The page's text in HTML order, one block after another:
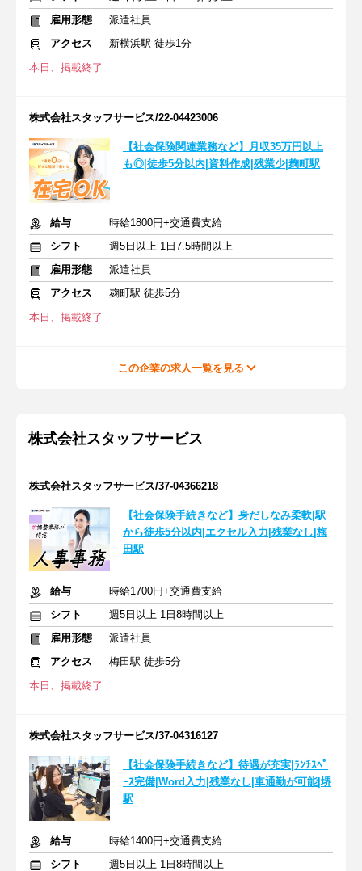
雇用形態
派遣社員
アクセス
新横浜駅 徒歩1分
本日、掲載終了
株式会社スタッフサービス/22-04423006
【社会保険関連業務など】月収35万円以上
も◎|徒歩5分以内|資料作成|残業少|麹町駅
給与
時給1800円+交通費支給
シフト
週5日以上 1日7.5時間以上
雇用形態
派遣社員
アクセス
麹町駅 徒歩5分
本日、掲載終了
この企業の求人一覧を見る
株式会社スタッフサービス
株式会社スタッフサービス/37-04366218
【社会保険手続きなど】身だしなみ柔軟|駅
から徒歩5分以内|エクセル入力|残業なし|梅
田駅
給与
時給1700円+交通費支給
シフト
週5日以上 1日8時間以上
雇用形態
派遣社員
アクセス
梅田駅 徒歩5分
本日、掲載終了
株式会社スタッフサービス/37-04316127
【社会保険手続きなど】待遇が充実|ﾗﾝﾁｽﾍﾟ
ｰｽ完備|Word入力|残業なし|車通勤が可能|堺
駅
給与
時給1400円+交通費支給
シフト
週5日以上 1日8時間以上